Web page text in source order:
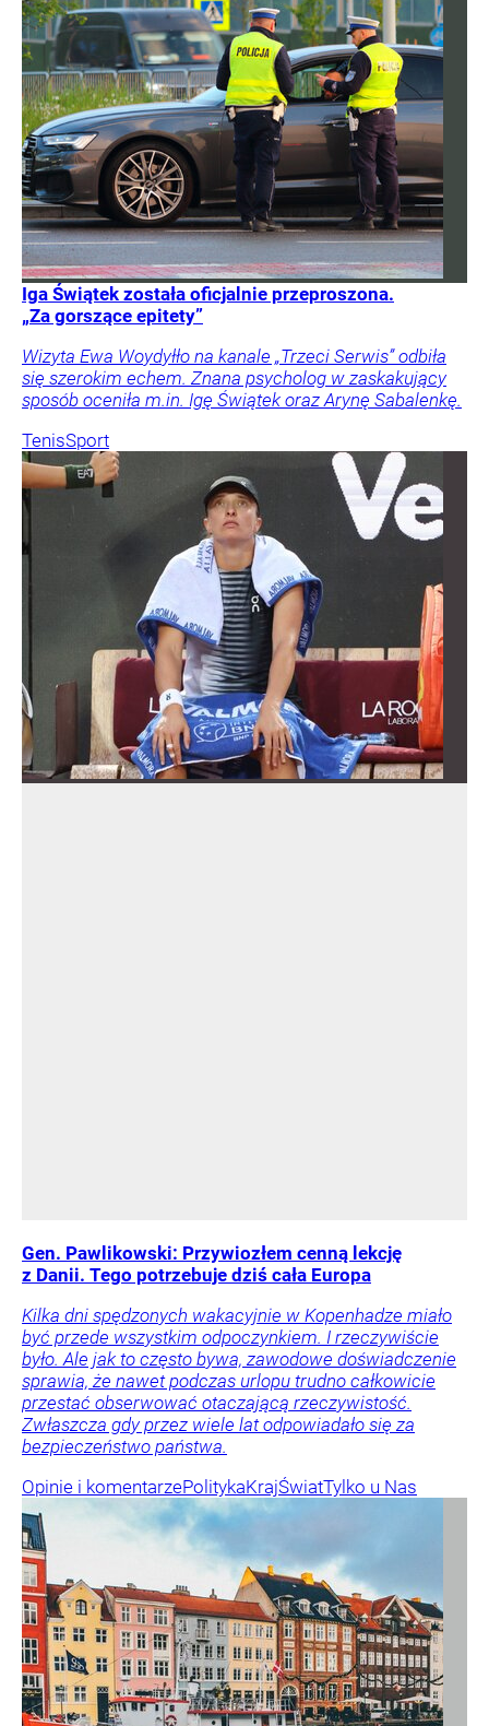
Iga Świątek została oficjalnie przeproszona.
„Za gorszące epitety”
Wizyta Ewa Woydyłło na kanale „Trzeci Serwis” odbiła
się szerokim echem. Znana psycholog w zaskakujący
sposób oceniła m.in. Igę Świątek oraz Arynę Sabalenkę.
TenisSport
Gen. Pawlikowski: Przywiozłem cenną lekcję
z Danii. Tego potrzebuje dziś cała Europa
Kilka dni spędzonych wakacyjnie w Kopenhadze miało
być przede wszystkim odpoczynkiem. I rzeczywiście
było. Ale jak to często bywa, zawodowe doświadczenie
sprawia, że nawet podczas urlopu trudno całkowicie
przestać obserwować otaczającą rzeczywistość.
Zwłaszcza gdy przez wiele lat odpowiadało się za
bezpieczeństwo państwa.
Opinie i komentarzePolitykaKrajŚwiatTylko u Nas